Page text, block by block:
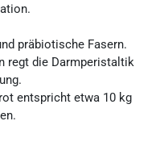
präbiotische Fasern.
regt die Darmperistaltik
entspricht etwa 10 kg